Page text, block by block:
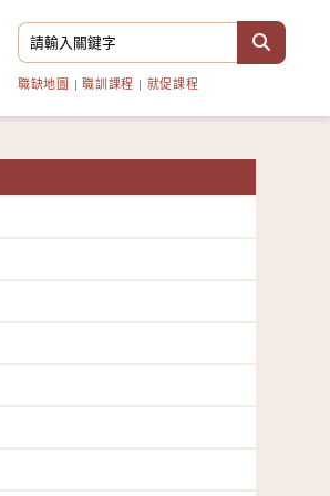
職缺地圖 |職訓課程 | 就促課程